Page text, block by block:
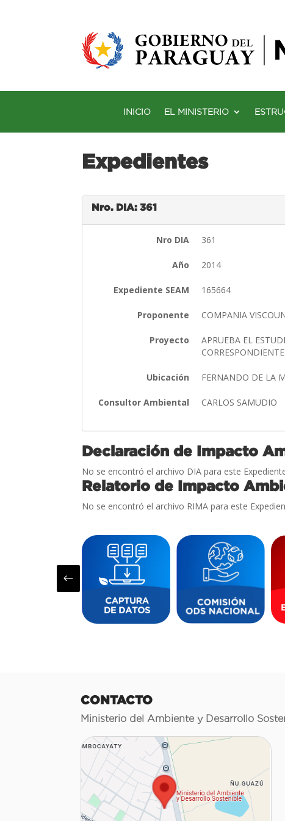
INICIO EL MINISTERIO
Expedientes
Nro. DIA: 361
Nro DIA 361
Año 2014
Expediente SEAM 165664
Proponente COMPANIA
Proyecto
APRUEBA EL
Ubicación FERNANDO DE LA
Consultor Ambiental CARLOS SAMUDIO
Declaración de Impacto
No se encontró el archivo DIA para este
Relatorio de Impacto
No se encontró el archivo RIMA para este
#
CONTACTO
Ministerio del Ambiente y Desarrollo